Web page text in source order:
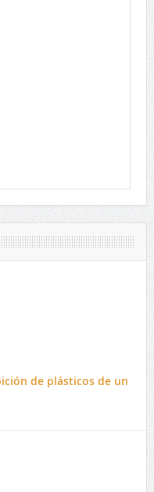
de plásticos de un